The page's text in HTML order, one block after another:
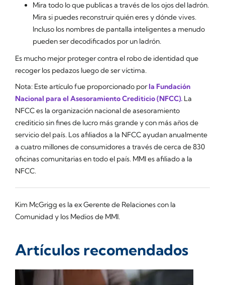
Mira todo lo que publicas a través de los ojos del ladrón.
Mira si puedes reconstruir quién eres y dónde vives.
Incluso los nombres de pantalla inteligentes a menudo
pueden ser decodificados por un ladrón.
Es mucho mejor proteger contra el robo de identidad que
recoger los pedazos luego de ser víctima.
Nota: Este artículo fue proporcionado porla Fundación
Nacional para el Asesoramiento Crediticio (NFCC). La
NFCC es la organización nacional de asesoramiento
crediticio sin fines de lucro más grande y con más años de
servicio del país. Los afiliados a la NFCC ayudan anualmente
a cuatro millones de consumidores a través de cerca de 830
oficinas comunitarias en todo el país. MMI es afiliado a la
NFCC.
Kim McGrigg es la ex Gerente de Relaciones con la
Comunidad y los Medios de MMI.
Artículos recomendados